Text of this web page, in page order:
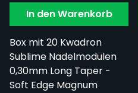
In den Warenkorb
Box mit 20 Kwadron
Sublime Nadelmodulen
0,30mm Long Taper -
Soft Edge Magnum